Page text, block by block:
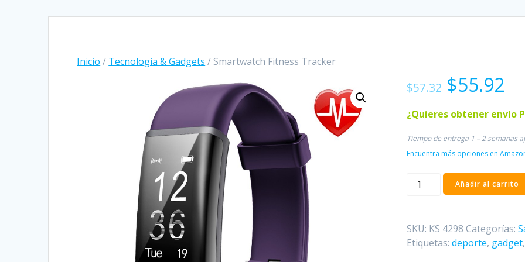
Inicio / Tecnología & Gadgets / Smartwatch Fitness Tracker
$57.32 El
precio
original
era:
$57.32.
$55.92El
¿Quieres obtener envío
Tiempo de entrega 1 – 2 semanas
Encuentra más opciones en
Smartwatch
Añadir al carrito
SKU: KS 4298 Categorías:
Etiquetas: deporte, gadget